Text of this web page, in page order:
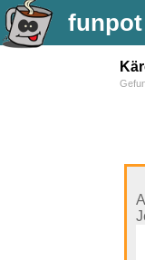
funpot